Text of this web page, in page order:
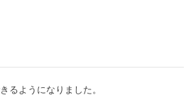
るようになりました。